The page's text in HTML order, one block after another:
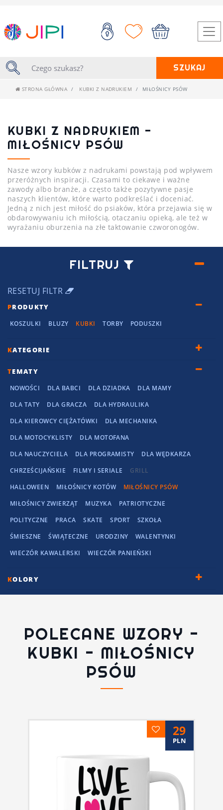
SZUKAJ
STRONA GŁÓWNA KUBKI Z NADRUKIEM MIŁOŚNICY PSÓW
KUBKI Z NADRUKIEM -
MIŁOŚNICY PSÓW
Nasze wzory kubków z nadrukami powstają pod wpływem
przeróżnych inspiracji. Czasami to ciekawe i ważne
zawody albo branże, a często także pozytywne pasje
naszych klientów, które warto podkreślać i doceniać.
Jedną z nich jest miłość do psiaków, która przejawia się w
obdarowywaniu ich miłością, otaczaniu opieką, ale też w
wyrażaniu oburzenia na złe taktowanie czworonogów.
FILTRUJ
RESETUJ FILTR
PRODUKTY
KOSZULKI BLUZY KUBKI TORBY PODUSZKI
KATEGORIE
TEMATY
NOWOŚCI DLA BABCI DLA DZIADKA
DLA MAMY
DLA TATY
DLA GRACZA
DLA HYDRAULIKA
DLA KIEROWCY CIĘŻATÓWKI
DLA MECHANIKA
DLA MOTOCYKLISTY
DLA MOTOFANA
DLA NAUCZYCIELA
DLA PROGRAMISTY
DLA WĘDKARZA
CHRZEŚCIJAŃSKIE
FILMY I SERIALE
GRILL
HALLOWEEN
MIŁOŚNICY KOTÓW
MIŁOŚNICY PSÓW
MIŁOŚNICY ZWIERZĄT
MUZYKA
PATRIOTYCZNE
POLITYCZNE
PRACA SKATE SPORT
SZKOŁA
ŚMIESZNE
ŚWIĄTECZNE URODZINY
WALENTYNKI
WIECZÓR KAWALERSKI
WIECZÓR PANIEŃSKI
KOLORY
POLECANE WZORY -
KUBKI - MIŁOŚNICY
PSÓW
29
PLN